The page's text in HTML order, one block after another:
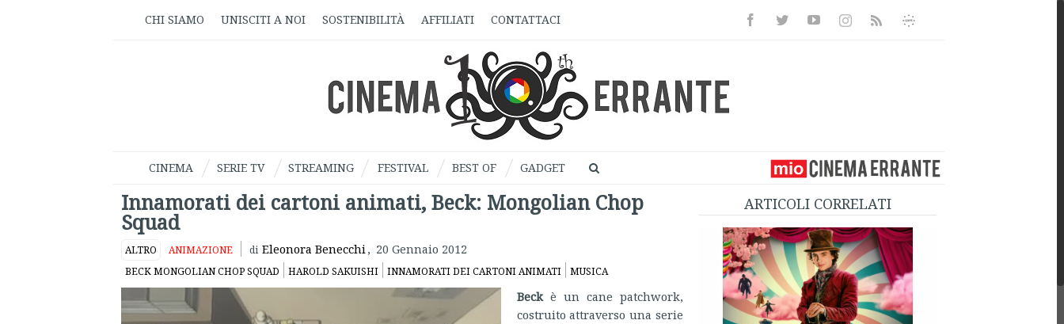
CHI SIAMO UNISCITI A NOI SOSTENIBILITÀ AFFILIATI CONTATTACI FacebookTwitterYoutubeInstagramRss
Informativa
CINEMA SERIE TV STREAMING FESTIVAL BEST OF GADGET
Innamorati dei cartoni animati, Beck: Mongolian Chop
Squad
ALTRO ANIMAZIONE di Eleonora Benecchi, 20 Gennaio 2012
BECK MONGOLIAN CHOP SQUAD HAROLD SAKUISHI INNAMORATI DEI CARTONI ANIMATI MUSICA
Beckè un cane patchwork,
costruito attraverso una serie
ARTICOLI CORRELATI